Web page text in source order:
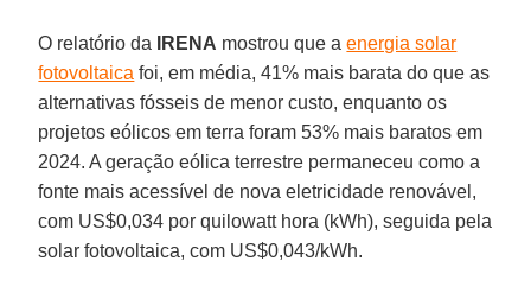
O relatório da IRENA mostrou que aenergia solar
fotovoltaica foi, em média, 41% mais barata do que as
alternativas fósseis de menor custo, enquanto os
projetos eólicos em terra foram 53% mais baratos em
2024. A geração eólica terrestre permaneceu como a
fonte mais acessível de nova eletricidade renovável,
com US$0,034 por quilowatt hora (kWh), seguida pela
solar fotovoltaica, com US$0,043/kWh.